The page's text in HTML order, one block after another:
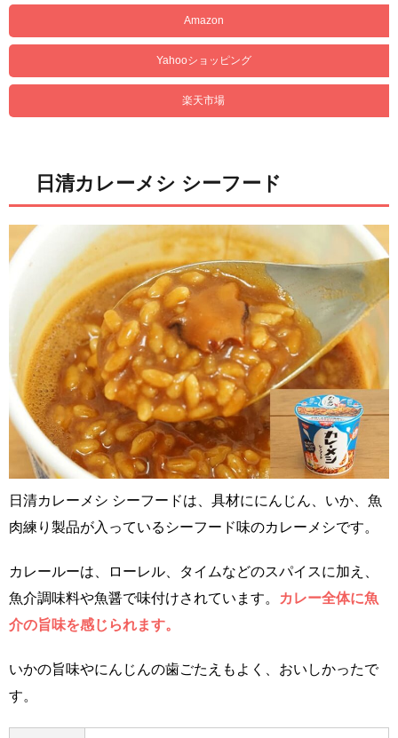
Amazon
Yahooショッピング
楽天市場
日清カレーメシ シーフード
日清カレーメシ シーフードは、具材ににんじん、いか、魚
肉練り製品が入っているシーフード味のカレーメシです。
カレールーは、ローレル、タイムなどのスパイスに加え、
魚介調味料や魚醤で味付けされています。
カレー全体に魚
介の旨味を感じられます。
いかの旨味やにんじんの歯ごたえもよく、おいしかったで
す。